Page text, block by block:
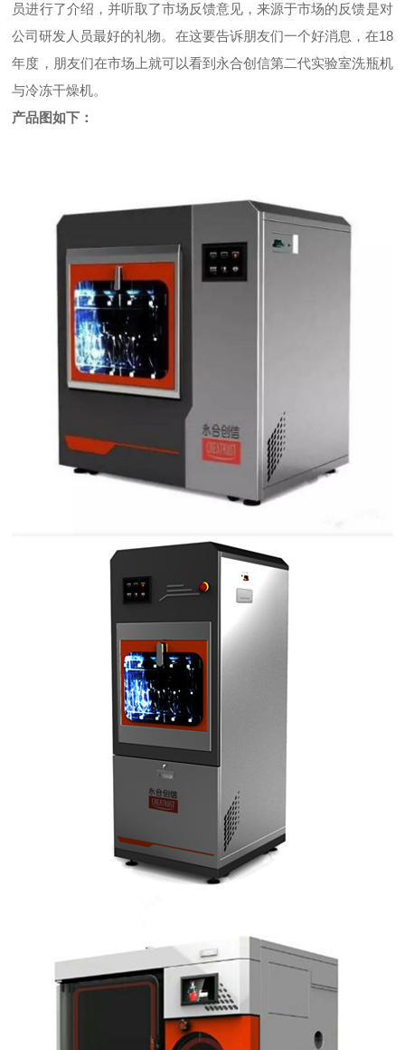
员进行了介绍，并听取了市场反馈意见，来源于市场的反馈是对
公司研发人员最好的礼物。 在这要告诉朋友们一个好消息，在18
年度，朋友们在市场上就可以看到永合创信第二代实验室洗瓶机
与冷冻干燥机。
产品图如下：